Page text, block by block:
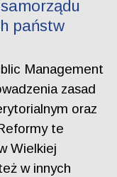
państw
Management
zasad
oraz
te
Wielkiej
w innych